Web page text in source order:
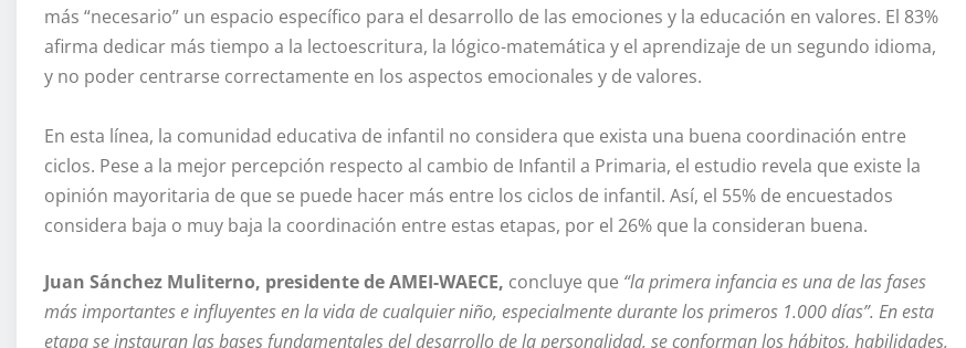
más “necesario” un espacio específico para el desarrollo de las emociones y la educación en valores. El 83%
afirma dedicar más tiempo a la lectoescritura, la lógico-matemática y el aprendizaje de un segundo idioma,
y no poder centrarse correctamente en los aspectos emocionales y de valores.
En esta línea, la comunidad educativa de infantil no considera que exista una buena coordinación entre
ciclos. Pese a la mejor percepción respecto al cambio de Infantil a Primaria, el estudio revela que existe la
opinión mayoritaria de que se puede hacer más entre los ciclos de infantil. Así, el 55% de encuestados
considera baja o muy baja la coordinación entre estas etapas, por el 26% que la consideran buena.
Juan Sánchez Muliterno, presidente de AMEI-WAECE, concluye que “la primera infancia es una de las fases
más importantes e influyentes en la vida de cualquier niño, especialmente durante los primeros 1.000 días”. En esta
etapa se instauran las bases fundamentales del desarrollo de la personalidad, se conforman los hábitos, habilidades,